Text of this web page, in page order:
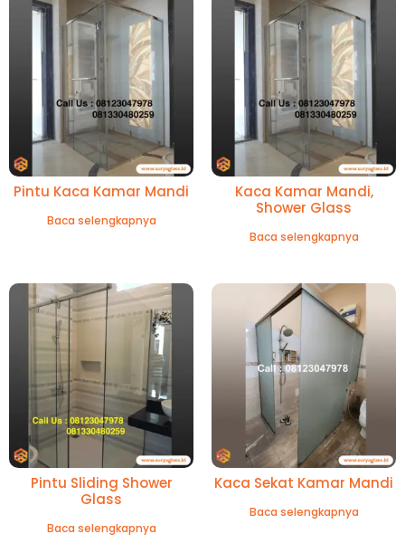
Pintu Kaca Kamar Mandi
Baca selengkapnya
Kaca Kamar Mandi,
Shower Glass
Baca selengkapnya
Pintu Sliding Shower
Glass
Baca selengkapnya
Kaca Sekat Kamar Mandi
Baca selengkapnya